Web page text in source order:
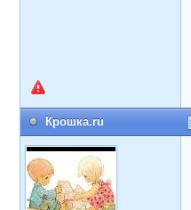
Крошка.ru